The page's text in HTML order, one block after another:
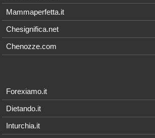
Mammaperfetta.it
Chesignifica.net
Chenozze.com
Forexiamo.it
Dietando.it
Inturchia.it